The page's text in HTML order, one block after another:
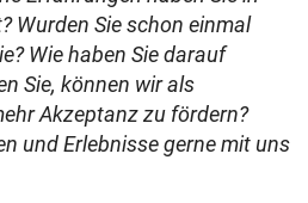
Wurden Sie schon einmal
Wie haben Sie darauf
Sie, können wir als
Akzeptanz zu fördern?
und Erlebnisse gerne mit uns